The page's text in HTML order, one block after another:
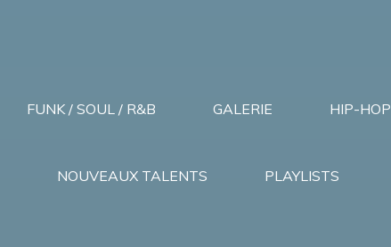
FUNK / SOUL / R&B GALERIE HIP-HOP
NOUVEAUX TALENTS PLAYLISTS